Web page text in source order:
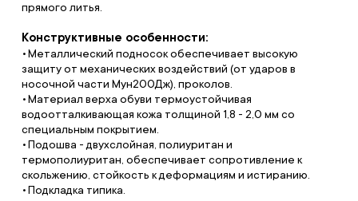
прямого литья.
Конструктивные особенности:
Металлический подносок обеспечивает высокую
защиту от механических воздействий (от ударов в
носочной части Мун200Дж), проколов.
Материал верха обуви термоустойчивая
водоотталкивающая кожа толщиной 1,8 - 2,0 мм со
специальным покрытием.
Подошва - двухслойная, полиуритан и
термополиуритан, обеспечивает сопротивление к
скольжению, стойкость к деформациям и истиранию.
Подкладка типика.